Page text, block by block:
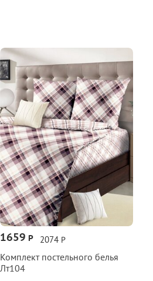
2074 Р
1659 Р
Комплект постельного белья
Лт104